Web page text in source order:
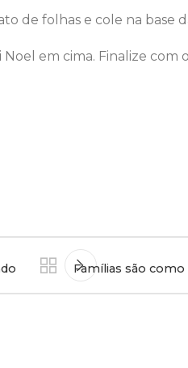
de folhas e cole na base
em cima. Finalize com
Famílias são